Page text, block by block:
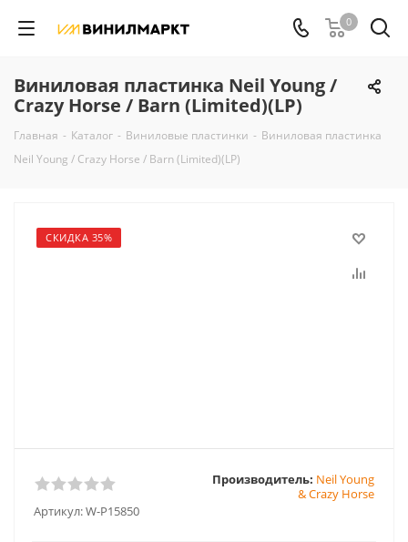
0
Виниловая пластинка Neil Young /
Crazy Horse / Barn (Limited)(LP)
Главная - Каталог - Виниловые пластинки - Виниловая пластинка
Neil Young / Crazy Horse / Barn (Limited)(LP)
СКИДКА 35%
Артикул:W-P15850
Производитель: Neil Young
& Crazy Horse